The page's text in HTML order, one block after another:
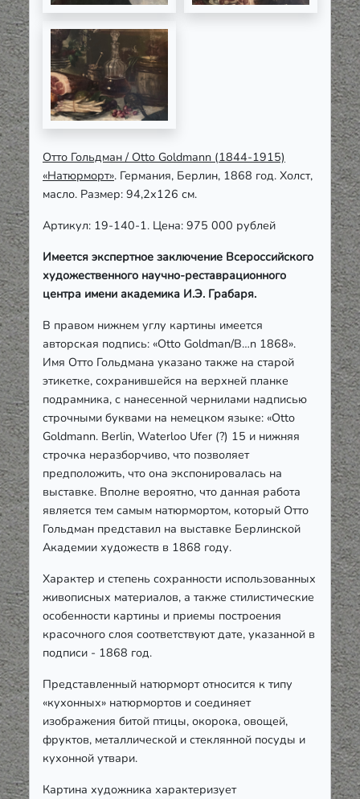
Отто Гольдман / Otto Goldmann (1844-1915)
«Натюрморт». Германия, Берлин, 1868 год. Холст,
масло. Размер: 94,2х126 см.
Артикул: 19-140-1. Цена: 975 000 рублей
Имеется экспертное заключение Всероссийского
художественного научно-реставрационного
центра имени академика И.Э. Грабаря.
В правом нижнем углу картины имеется
авторская подпись: «Otto Goldman/B…n 1868».
Имя Отто Гольдмана указано также на старой
этикетке, сохранившейся на верхней планке
подрамника, с нанесенной чернилами надписью
строчными буквами на немецком языке: «Otto
Goldmann. Berlin, Waterloo Ufer (?) 15 и нижняя
строчка неразборчиво, что позволяет
предположить, что она экспонировалась на
выставке. Вполне вероятно, что данная работа
является тем самым натюрмортом, который Отто
Гольдман представил на выставке Берлинской
Академии художеств в 1868 году.
Характер и степень сохранности использованных
живописных материалов, а также стилистические
особенности картины и приемы построения
красочного слоя соответствуют дате, указанной в
подписи - 1868 год.
Представленный натюрморт относится к типу
«кухонных» натюрмортов и соединяет
изображения битой птицы, окорока, овощей,
фруктов, металлической и стеклянной посуды и
кухонной утвари.
Картина художника характеризует